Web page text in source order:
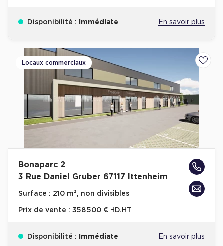
Disponibilité : Immédiate En savoir plus
Locaux commerciaux
Bonaparc 2
3 Rue Daniel Gruber 67117 Ittenheim
Surface : 210 m², non divisibles
Prix de vente : 358 500 € HD.HT
Disponibilité : Immédiate En savoir plus